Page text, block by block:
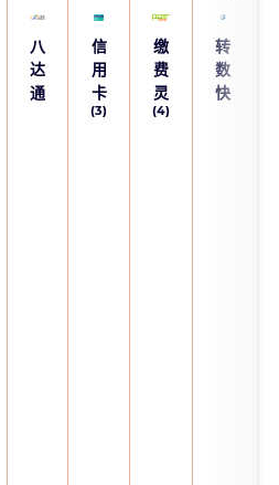
八
达
通
信
用
卡
(3)
缴
费
灵
(4)
转
数
快